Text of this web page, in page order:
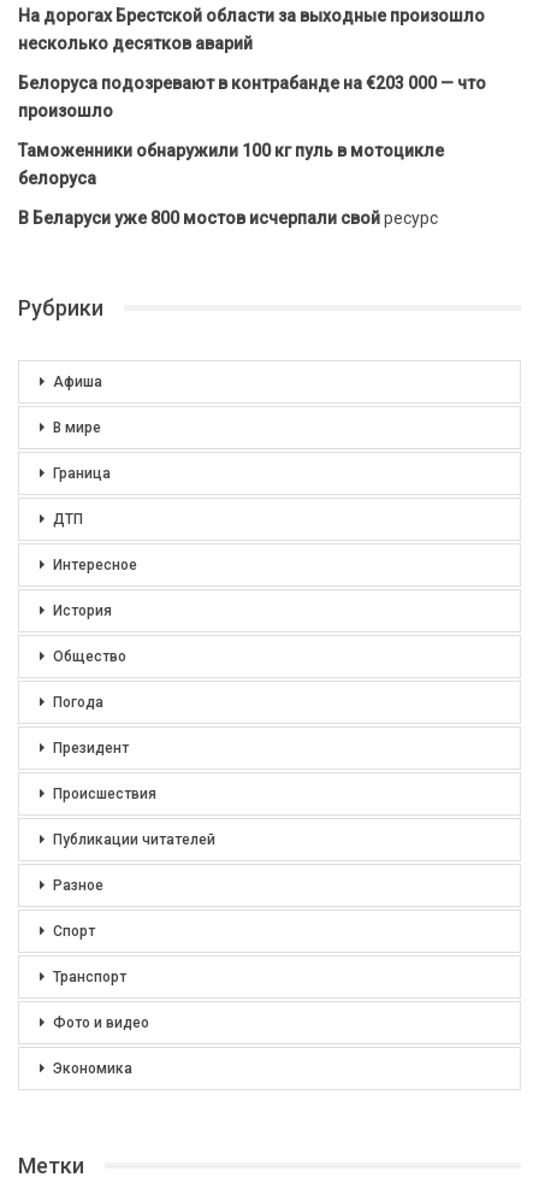
На дорогах Брестской области за выходные произошло
несколько десятков аварий
Белоруса подозревают в контрабанде на €203 000 — что
произошло
Таможенники обнаружили 100 кг пуль в мотоцикле
белоруса
В Беларуси уже 800 мостов исчерпали свойресурс
Рубрики
Афиша
В мире
Граница
ДТП
Интересное
История
Общество
Погода
Президент
Происшествия
Публикации читателей
Разное
Спорт
Транспорт
Фото и видео
Экономика
Метки